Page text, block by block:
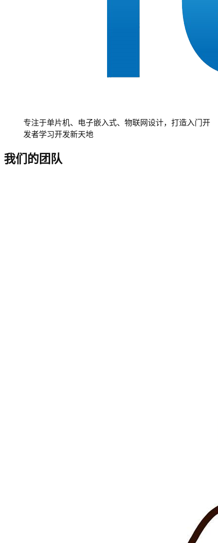
专注于单片机、电子嵌入式、物联网设计，打造入门开
发者学习开发新天地
我们的团队